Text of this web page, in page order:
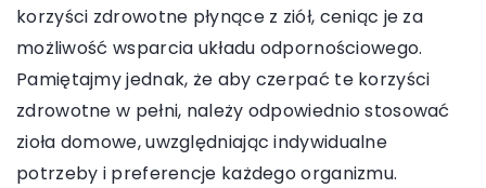
korzyści zdrowotne płynące z ziół, ceniąc je za
możliwość wsparcia układu odpornościowego.
Pamiętajmy jednak, że aby czerpać te korzyści
zdrowotne w pełni, należy odpowiednio stosować
zioła domowe, uwzględniając indywidualne
potrzeby i preferencje każdego organizmu.